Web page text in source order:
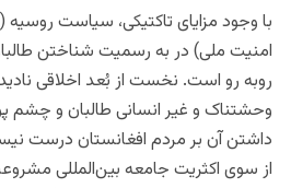
با وجود مزایای تاکتیکی، سیاست
امنیت ملی) در به رسمیت شناختن
روبه‌ رو است. نخست از بُعد اخلاقی
وحشتناک و غیر انسانی طالبان و چشم‌
داشتن آن بر مردم افغانستان درست
از سوی اکثریت جامعه بین‌المللی